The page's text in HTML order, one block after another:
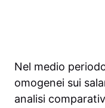
Nel medio
omogenei sui
analisi